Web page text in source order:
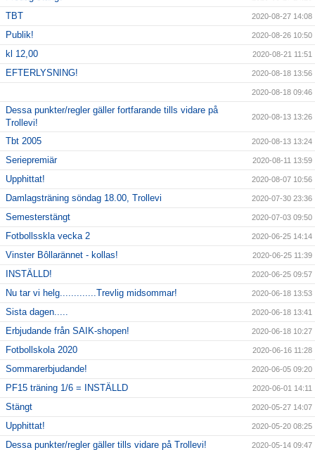
TBT 2020-08-27 14:08
Publik! 2020-08-26 10:50
kl 12,00 2020-08-21 11:51
EFTERLYSNING! 2020-08-18 13:56
2020-08-18 09:46
Dessa punkter/regler gäller fortfarande tills vidare på
Trollevi!
2020-08-13 13:26
Tbt 2005 2020-08-13 13:24
Seriepremiär 2020-08-11 13:59
Upphittat! 2020-08-07 10:56
Damlagsträning söndag 18.00, Trollevi 2020-07-30 23:36
Semesterstängt 2020-07-03 09:50
Fotbollsskla vecka 2 2020-06-25 14:14
Vinster Bôllarännet - kollas! 2020-06-25 11:39
INSTÄLLD! 2020-06-25 09:57
Nu tar vi helg.............Trevlig midsommar! 2020-06-18 13:53
Sista dagen..... 2020-06-18 13:41
Erbjudande från SAIK-shopen! 2020-06-18 10:27
Fotbollskola 2020 2020-06-16 11:28
Sommarerbjudande! 2020-06-05 09:20
PF15 träning 1/6 = INSTÄLLD 2020-06-01 14:11
Stängt 2020-05-27 14:07
Upphittat! 2020-05-20 08:25
Dessa punkter/regler gäller tills vidare på Trollevi! 2020-05-14 09:47